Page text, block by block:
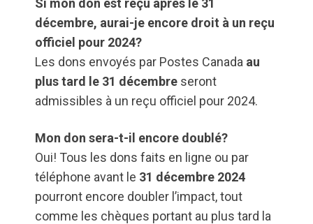
Si mon don est reçu après le 31
décembre, aurai-je encore droit à un reçu
officiel pour 2024?
Les dons envoyés par Postes Canada au
plus tard le 31 décembre seront
admissibles à un reçu officiel pour 2024.
Mon don sera-t-il encore doublé?
Oui! Tous les dons faits en ligne ou par
téléphone avant le 31 décembre 2024
pourront encore doubler l’impact, tout
comme les chèques portant au plus tard la